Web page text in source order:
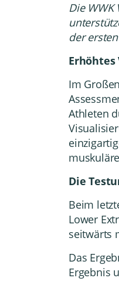
Die WWK
der
Im
Athleten
Die
Beim
Lower
seitwärts
Das
Ergebnis